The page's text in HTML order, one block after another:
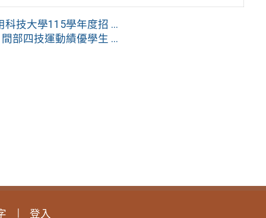
技大學115學年度招 ...
部四技運動績優學生 ...
登入